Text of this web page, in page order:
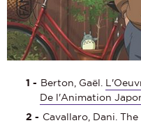
Berton, Gaël.
De l'Animation
Cavallaro, Dani.The